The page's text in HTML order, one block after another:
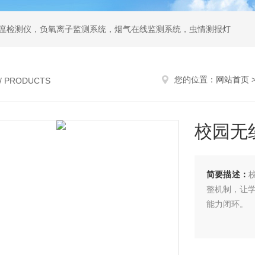
测仪，负氧离子监测系统，烟气在线监测系统，虫情测报灯
/ PRODUCTS 您的位置： 网站首页
校园无
简要描述：
整机制，让
能力闭环。